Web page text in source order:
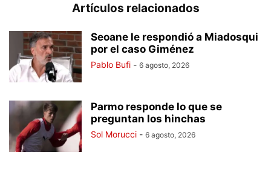
Artículos relacionados
Seoane le respondió a Miadosqui
por el caso Giménez
Pablo Bufi - 6 agosto, 2026
Parmo responde lo que se
preguntan los hinchas
Sol Morucci - 6 agosto, 2026